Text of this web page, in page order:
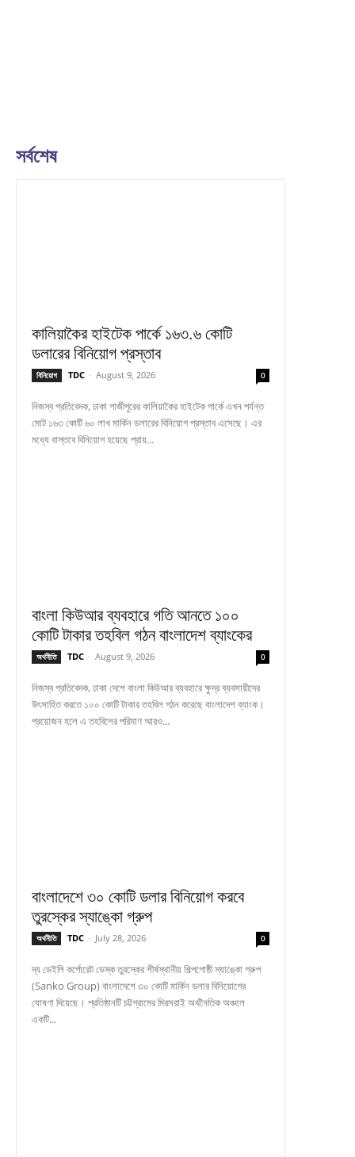
সর্বশেষ
কালিয়াকৈর হাইটেক পার্কে ১৬৩.৬ কোটি
ডলারের বিনিয়োগ প্রস্তাব
বিনিয়োগ TDC - August 9, 2026 0
নিজস্ব প্রতিবেদক, ঢাকা গাজীপুরের কালিয়াকৈর হাইটেক পার্কে এখন পর্যন্ত
মোট ১৬৩ কোটি ৬০ লাখ মার্কিন ডলারের বিনিয়োগ প্রস্তাব এসেছে। এর
মধ্যে বাস্তবে বিনিয়োগ হয়েছে প্রায়...
বাংলা কিউআর ব্যবহারে গতি আনতে ১০০
কোটি টাকার তহবিল গঠন বাংলাদেশ ব্যাংকের
অর্থনীতি TDC - August 9, 2026 0
নিজস্ব প্রতিবেদক, ঢাকা দেশে বাংলা কিউআর ব্যবহারে ক্ষুদ্র ব্যবসায়ীদের
উৎসাহিত করতে ১০০ কোটি টাকার তহবিল গঠন করেছে বাংলাদেশ ব্যাংক।
প্রয়োজন হলে এ তহবিলের পরিমাণ আরও...
বাংলাদেশে ৩০ কোটি ডলার বিনিয়োগ করবে
তুরস্কের স্যাঙ্কো গ্রুপ
অর্থনীতি TDC - July 28, 2026 0
দ্য ডেইলি কর্পোরেট ডেস্ক তুরস্কের শীর্ষস্থানীয় শিল্পগোষ্ঠী স্যাঙ্কো গ্রুপ
(Sanko Group) বাংলাদেশে ৩০ কোটি মার্কিন ডলার বিনিয়োগের
ঘোষণা দিয়েছে। প্রতিষ্ঠানটি চট্টগ্রামের মিরসরাই অর্থনৈতিক অঞ্চলে
একটি...